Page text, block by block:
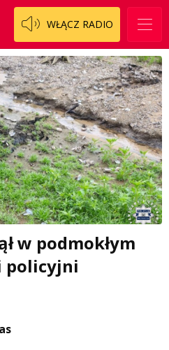
WŁĄCZ RADIO
w podmokłym
policyjni